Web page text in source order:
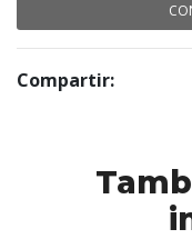
Compartir: